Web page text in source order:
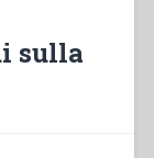
sulla